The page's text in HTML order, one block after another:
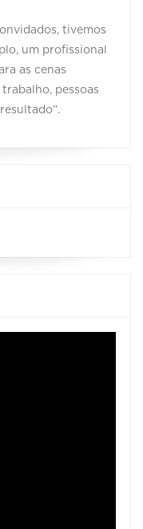
tivemos
um profissional
as cenas
pessoas